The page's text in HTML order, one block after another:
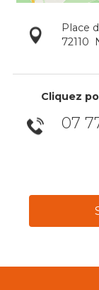
Place
72110
Cliquez
07